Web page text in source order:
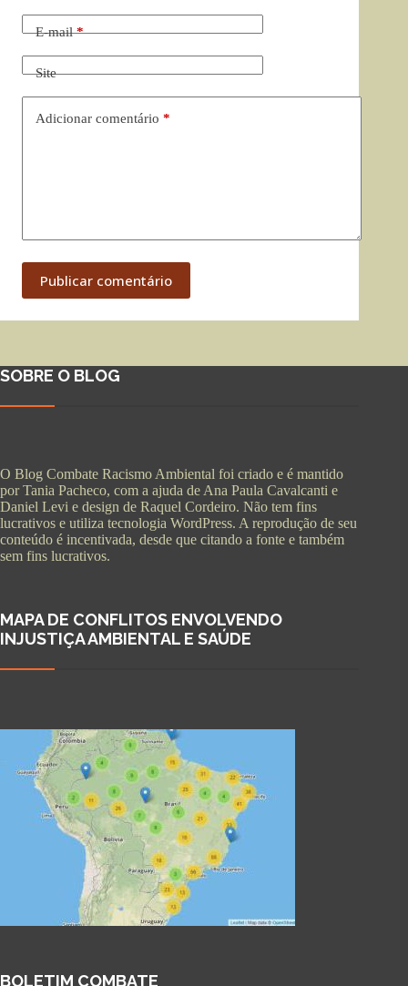
E-mail*
Site
Adicionar comentário *
Publicar comentário
SOBRE O BLOG
O Blog Combate Racismo Ambiental foi criado e é mantido
por Tania Pacheco, com a ajuda de Ana Paula Cavalcanti e
Daniel Levi e design de Raquel Cordeiro. Não tem fins
lucrativos e utiliza tecnologia WordPress. A reprodução de seu
conteúdo é incentivada, desde que citando a fonte e também
sem fins lucrativos.
MAPA DE CONFLITOS ENVOLVENDO
INJUSTIÇA AMBIENTAL E SAÚDE
BOLETIM COMBATE